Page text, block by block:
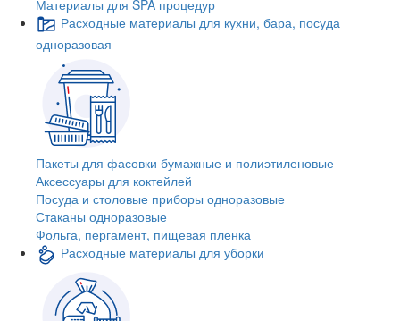
Материалы для SPA процедур
Расходные материалы для кухни, бара, посуда
одноразовая
Пакеты для фасовки бумажные и полиэтиленовые
Аксессуары для коктейлей
Посуда и столовые приборы одноразовые
Стаканы одноразовые
Фольга, пергамент, пищевая пленка
Расходные материалы для уборки